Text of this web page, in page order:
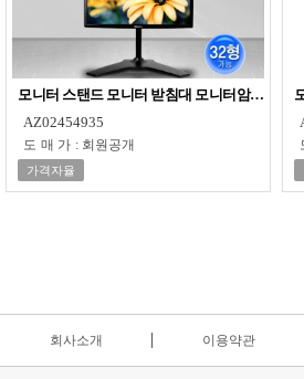
모니터 스탠드 모니터 받침대 모니터암 클레어
AZ02454935
도매가 : 회원공개
가격자율
회사소개 이용약관